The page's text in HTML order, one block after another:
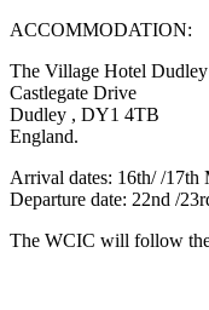
ACCOMMODATION:
The Village Hotel Dudley
Castlegate Drive
Dudley , DY1 4TB
England.
Arrival dates: 16th/ /17th
Departure date: 22nd /
The WCIC will follow the